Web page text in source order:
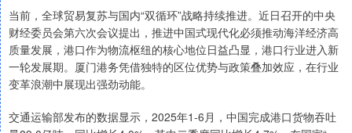
当前，全球贸易复苏与国内“双循环”战略持续推进。近日召开的中央
财经委员会第六次会议提出，推进中国式现代化必须推动海洋经济高
质量发展，港口作为物流枢纽的核心地位日益凸显，港口行业进入新
一轮发展期。厦门港务凭借独特的区位优势与政策叠加效应，在行业
变革浪潮中展现出强劲动能。
交通运输部发布的数据显示，2025年1-6月，中国完成港口货物吞吐